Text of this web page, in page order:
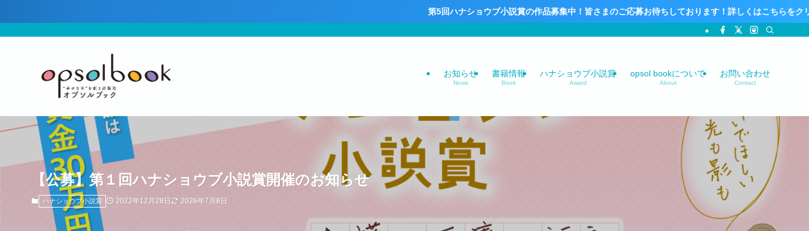
第5回ハナショウブ小説賞の作品募集中！皆さまのご応募お待ちしております！詳しくはこちらをクリック！
お知らせ
News
書籍情報
Book
ハナショウブ小説賞
Award
opsol bookについて
About
お問い合わせ
Contact
【公募】第１回ハナショウブ小説賞開催のお知らせ
ハナショウブ小説賞 2022年12月28日 2026年7月8日